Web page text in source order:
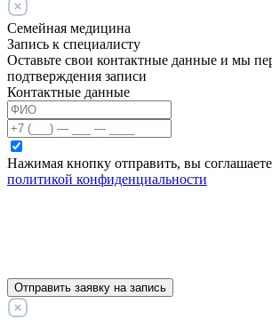
Семейная медицина
Запись к специалисту
Оставьте свои контактные данные и мы
подтверждения записи
Контактные данные
Нажимая кнопку отправить, вы
политикой конфиденциальности
Отправить заявку на запись